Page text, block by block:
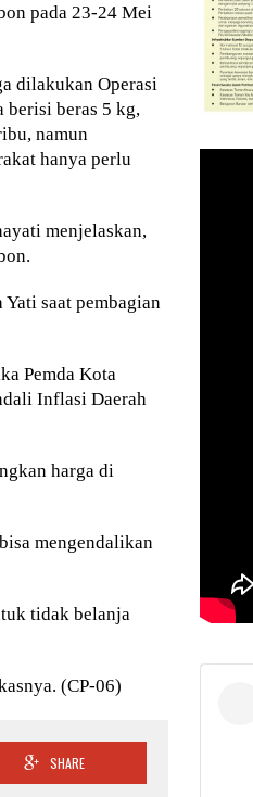
pada 23-24 Mei
dilakukan Operasi
berisi beras 5 kg,
namun
hanya perlu
menjelaskan,
saat pembagian
Pemda Kota
Inflasi Daerah
harga di
mengendalikan
tidak belanja
(CP-06)
SHARE